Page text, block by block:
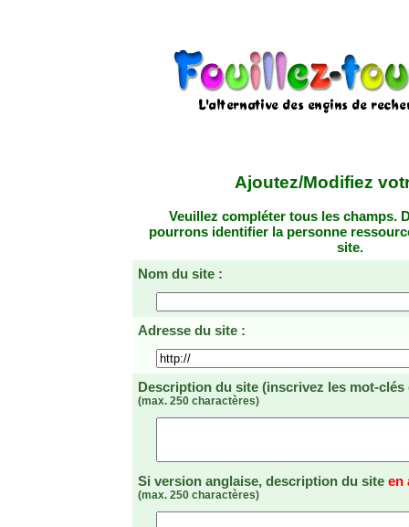
Ajoutez/Modifiez
Veuillez compléter tous les champs.
pourrons identifier la personne
site.
Nom du site :
Adresse du site :
Description du site (inscrivez les mot-
(max. 250 charactères)
Si version anglaise, description du site en
(max. 250 charactères)